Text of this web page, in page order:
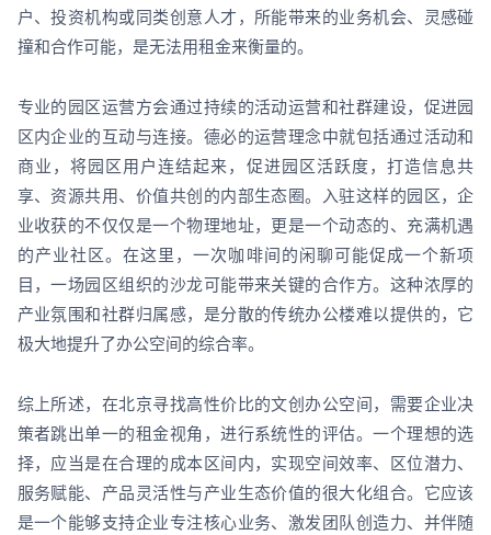
户、投资机构或同类创意人才，所能带来的业务机会、灵感碰
撞和合作可能，是无法用租金来衡量的。
专业的园区运营方会通过持续的活动运营和社群建设，促进园
区内企业的互动与连接。德必的运营理念中就包括通过活动和
商业，将园区用户连结起来，促进园区活跃度，打造信息共
享、资源共用、价值共创的内部生态圈。入驻这样的园区，企
业收获的不仅仅是一个物理地址，更是一个动态的、充满机遇
的产业社区。在这里，一次咖啡间的闲聊可能促成一个新项
目，一场园区组织的沙龙可能带来关键的合作方。这种浓厚的
产业氛围和社群归属感，是分散的传统办公楼难以提供的，它
极大地提升了办公空间的综合率。
综上所述，在北京寻找高性价比的文创办公空间，需要企业决
策者跳出单一的租金视角，进行系统性的评估。一个理想的选
择，应当是在合理的成本区间内，实现空间效率、区位潜力、
服务赋能、产品灵活性与产业生态价值的很大化组合。它应该
是一个能够支持企业专注核心业务、激发团队创造力、并伴随